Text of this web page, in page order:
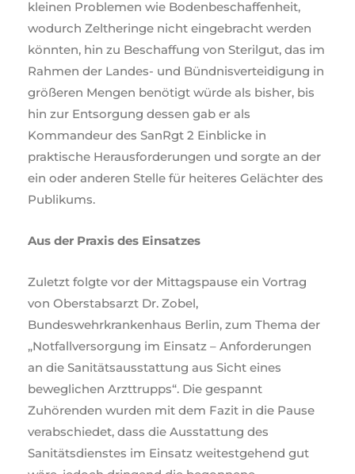
kleinen Problemen wie Bodenbeschaffenheit,
wodurch Zeltheringe nicht eingebracht werden
könnten, hin zu Beschaffung von Sterilgut, das im
Rahmen der Landes- und Bündnisverteidigung in
größeren Mengen benötigt würde als bisher, bis
hin zur Entsorgung dessen gab er als
Kommandeur des SanRgt 2 Einblicke in
praktische Herausforderungen und sorgte an der
ein oder anderen Stelle für heiteres Gelächter des
Publikums.
Aus der Praxis des Einsatzes
Zuletzt folgte vor der Mittagspause ein Vortrag
von Oberstabsarzt Dr. Zobel,
Bundeswehrkrankenhaus Berlin, zum Thema der
„Notfallversorgung im Einsatz – Anforderungen
an die Sanitätsausstattung aus Sicht eines
beweglichen Arzttrupps“. Die gespannt
Zuhörenden wurden mit dem Fazit in die Pause
verabschiedet, dass die Ausstattung des
Sanitätsdienstes im Einsatz weitestgehend gut